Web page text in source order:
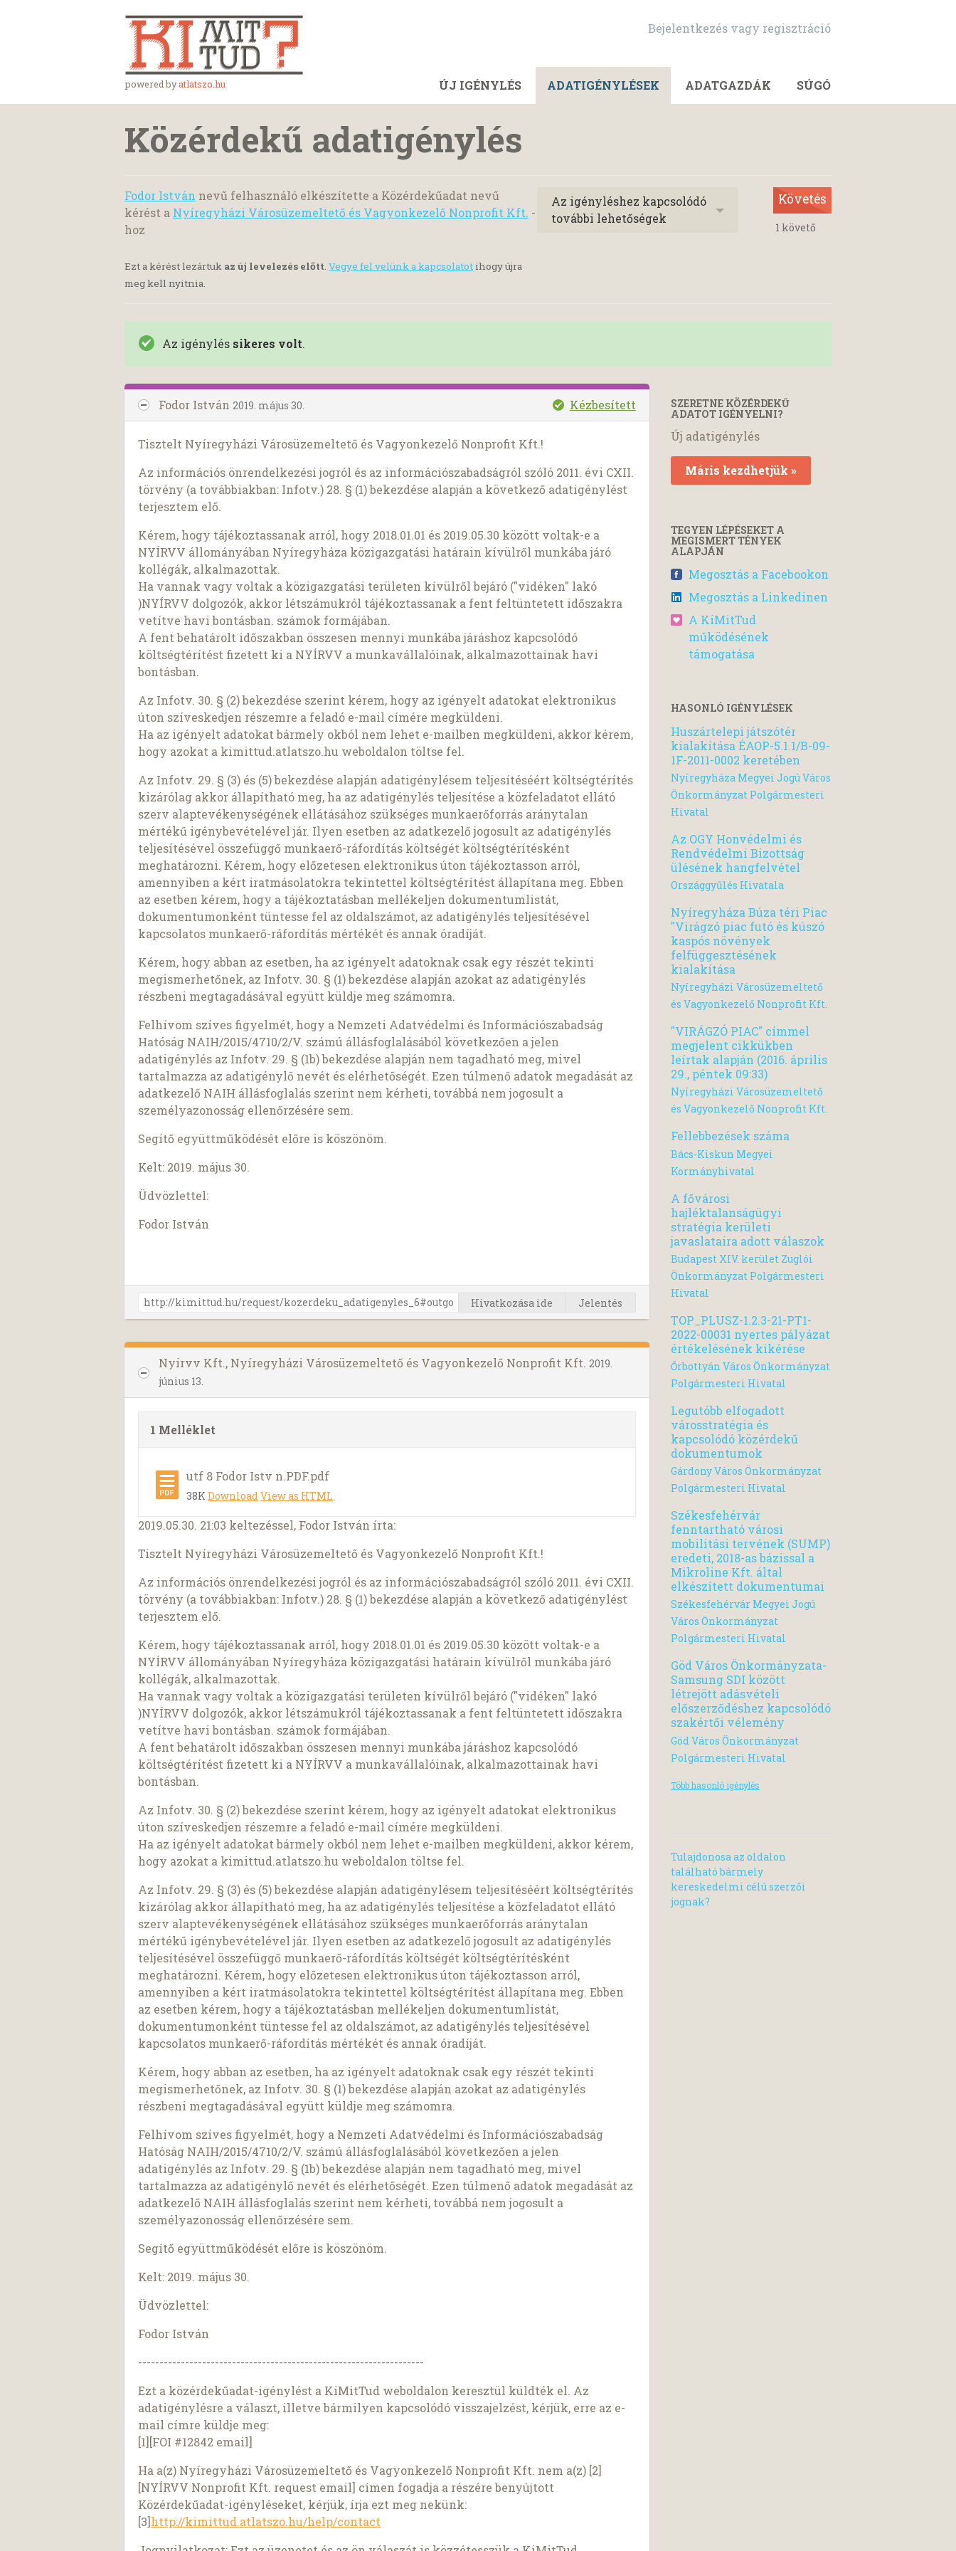
powered byatlatszo.hu
Bejelentkezés vagy regisztráció
ÚJ IGÉNYLÉS ADATIGÉNYLÉSEK ADATGAZDÁK SÚGÓ
Közérdekű adatigénylés
Fodor István nevű felhasználó elkészítette a Közérdekűadat nevű
kérést a Nyíregyházi Városüzemeltető és Vagyonkezelő Nonprofit Kft. -
hoz
Ezt a kérést lezártuk az új levelezés előtt. Vegye fel velünk a kapcsolatotihogy újra
meg kell nyitnia.
Az igényléshez kapcsolódó
további lehetőségek
Követés
1 követő
Az igénylés sikeres volt.
Fodor István 2019. május 30. Kézbesített
Tisztelt Nyíregyházi Városüzemeltető és Vagyonkezelő Nonprofit Kft.!
Az információs önrendelkezési jogról és az információszabadságról szóló 2011. évi CXII.
törvény (a továbbiakban: Infotv.) 28. § (1) bekezdése alapján a következő adatigénylést
terjesztem elő.
Kérem, hogy tájékoztassanak arról, hogy 2018.01.01 és 2019.05.30 között voltak-e a
NYÍRVV állományában Nyíregyháza közigazgatási határain kívülről munkába járó
kollégák, alkalmazottak.
Ha vannak vagy voltak a közigazgatási területen kívülről bejáró ("vidéken" lakó
)NYÍRVV dolgozók, akkor létszámukról tájékoztassanak a fent feltüntetett időszakra
vetítve havi bontásban. számok formájában.
A fent behatárolt időszakban összesen mennyi munkába járáshoz kapcsolódó
költségtérítést fizetett ki a NYÍRVV a munkavállalóinak, alkalmazottainak havi
bontásban.
Az Infotv. 30. § (2) bekezdése szerint kérem, hogy az igényelt adatokat elektronikus
úton szíveskedjen részemre a feladó e-mail címére megküldeni.
Ha az igényelt adatokat bármely okból nem lehet e-mailben megküldeni, akkor kérem,
hogy azokat a kimittud.atlatszo.hu weboldalon töltse fel.
Az Infotv. 29. § (3) és (5) bekezdése alapján adatigénylésem teljesítéséért költségtérítés
kizárólag akkor állapítható meg, ha az adatigénylés teljesítése a közfeladatot ellátó
szerv alaptevékenységének ellátásához szükséges munkaerőforrás aránytalan
mértékű igénybevételével jár. Ilyen esetben az adatkezelő jogosult az adatigénylés
teljesítésével összefüggő munkaerő-ráfordítás költségét költségtérítésként
meghatározni. Kérem, hogy előzetesen elektronikus úton tájékoztasson arról,
amennyiben a kért iratmásolatokra tekintettel költségtérítést állapítana meg. Ebben
az esetben kérem, hogy a tájékoztatásban mellékeljen dokumentumlistát,
dokumentumonként tüntesse fel az oldalszámot, az adatigénylés teljesítésével
kapcsolatos munkaerő-ráfordítás mértékét és annak óradíját.
Kérem, hogy abban az esetben, ha az igényelt adatoknak csak egy részét tekinti
megismerhetőnek, az Infotv. 30. § (1) bekezdése alapján azokat az adatigénylés
részbeni megtagadásával együtt küldje meg számomra.
Felhívom szíves figyelmét, hogy a Nemzeti Adatvédelmi és Információszabadság
Hatóság NAIH/2015/4710/2/V. számú állásfoglalásából következően a jelen
adatigénylés az Infotv. 29. § (1b) bekezdése alapján nem tagadható meg, mivel
tartalmazza az adatigénylő nevét és elérhetőségét. Ezen túlmenő adatok megadását az
adatkezelő NAIH állásfoglalás szerint nem kérheti, továbbá nem jogosult a
személyazonosság ellenőrzésére sem.
Segítő együttműködését előre is köszönöm.
Kelt: 2019. május 30.
Üdvözlettel:
Fodor István
Hivatkozása ide Jelentés
Nyirvv Kft., Nyíregyházi Városüzemeltető és Vagyonkezelő Nonprofit Kft. 2019.
június 13.
1 Melléklet
utf 8 Fodor Istv n.PDF.pdf
38KDownload View as HTML
2019.05.30. 21:03 keltezéssel, Fodor István írta:
Tisztelt Nyíregyházi Városüzemeltető és Vagyonkezelő Nonprofit Kft.!
Az információs önrendelkezési jogról és az információszabadságról szóló 2011. évi CXII.
törvény (a továbbiakban: Infotv.) 28. § (1) bekezdése alapján a következő adatigénylést
terjesztem elő.
Kérem, hogy tájékoztassanak arról, hogy 2018.01.01 és 2019.05.30 között voltak-e a
NYÍRVV állományában Nyíregyháza közigazgatási határain kívülről munkába járó
kollégák, alkalmazottak.
Ha vannak vagy voltak a közigazgatási területen kívülről bejáró ("vidéken" lakó
)NYÍRVV dolgozók, akkor létszámukról tájékoztassanak a fent feltüntetett időszakra
vetítve havi bontásban. számok formájában.
A fent behatárolt időszakban összesen mennyi munkába járáshoz kapcsolódó
költségtérítést fizetett ki a NYÍRVV a munkavállalóinak, alkalmazottainak havi
bontásban.
Az Infotv. 30. § (2) bekezdése szerint kérem, hogy az igényelt adatokat elektronikus
úton szíveskedjen részemre a feladó e-mail címére megküldeni.
Ha az igényelt adatokat bármely okból nem lehet e-mailben megküldeni, akkor kérem,
hogy azokat a kimittud.atlatszo.hu weboldalon töltse fel.
Az Infotv. 29. § (3) és (5) bekezdése alapján adatigénylésem teljesítéséért költségtérítés
kizárólag akkor állapítható meg, ha az adatigénylés teljesítése a közfeladatot ellátó
szerv alaptevékenységének ellátásához szükséges munkaerőforrás aránytalan
mértékű igénybevételével jár. Ilyen esetben az adatkezelő jogosult az adatigénylés
teljesítésével összefüggő munkaerő-ráfordítás költségét költségtérítésként
meghatározni. Kérem, hogy előzetesen elektronikus úton tájékoztasson arról,
amennyiben a kért iratmásolatokra tekintettel költségtérítést állapítana meg. Ebben
az esetben kérem, hogy a tájékoztatásban mellékeljen dokumentumlistát,
dokumentumonként tüntesse fel az oldalszámot, az adatigénylés teljesítésével
kapcsolatos munkaerő-ráfordítás mértékét és annak óradíját.
Kérem, hogy abban az esetben, ha az igényelt adatoknak csak egy részét tekinti
megismerhetőnek, az Infotv. 30. § (1) bekezdése alapján azokat az adatigénylés
részbeni megtagadásával együtt küldje meg számomra.
Felhívom szíves figyelmét, hogy a Nemzeti Adatvédelmi és Információszabadság
Hatóság NAIH/2015/4710/2/V. számú állásfoglalásából következően a jelen
adatigénylés az Infotv. 29. § (1b) bekezdése alapján nem tagadható meg, mivel
tartalmazza az adatigénylő nevét és elérhetőségét. Ezen túlmenő adatok megadását az
adatkezelő NAIH állásfoglalás szerint nem kérheti, továbbá nem jogosult a
személyazonosság ellenőrzésére sem.
Segítő együttműködését előre is köszönöm.
Kelt: 2019. május 30.
Üdvözlettel:
Fodor István
-------------------------------------------------------------------
Ezt a közérdekűadat-igénylést a KiMitTud weboldalon keresztül küldték el. Az
adatigénylésre a választ, illetve bármilyen kapcsolódó visszajelzést, kérjük, erre az e-
mail címre küldje meg:
[1][FOI #12842 email]
Ha a(z) Nyíregyházi Városüzemeltető és Vagyonkezelő Nonprofit Kft. nem a(z) [2]
[NYÍRVV Nonprofit Kft. request email] címen fogadja a részére benyújtott
Közérdekűadat-igényléseket, kérjük, írja ezt meg nekünk:
[3]http://kimittud.atlatszo.hu/help/contact
SZERETNE KÖZÉRDEKŰ
ADATOT IGÉNYELNI?
Új adatigénylés
Máris kezdhetjük »
TEGYEN LÉPÉSEKET A
MEGISMERT TÉNYEK
ALAPJÁN
Megosztás a Facebookon
Megosztás a Linkedinen
A KiMitTud
működésének
támogatása
HASONLÓ IGÉNYLÉSEK
Huszártelepi játszótér
kialakítása ÉAOP-5.1.1/B-09-
1F-2011-0002 keretében
Nyíregyháza Megyei Jogú Város
Önkormányzat Polgármesteri
Hivatal
Az OGY Honvédelmi és
Rendvédelmi Bizottság
ülésének hangfelvétel
Országgyűlés Hivatala
Nyíregyháza Búza téri Piac
"Virágzó piac futó és kúszó
kaspós növények
felfüggesztésének
kialakítása
Nyíregyházi Városüzemeltető
és Vagyonkezelő Nonprofit Kft.
"VIRÁGZÓ PIAC" címmel
megjelent cikkükben
leírtak alapján (2016. április
29., péntek 09:33)
Nyíregyházi Városüzemeltető
és Vagyonkezelő Nonprofit Kft.
Fellebbezések száma
Bács-Kiskun Megyei
Kormányhivatal
A fővárosi
hajléktalanságügyi
stratégia kerületi
javaslataira adott válaszok
Budapest XIV. kerület Zuglói
Önkormányzat Polgármesteri
Hivatal
TOP_PLUSZ-1.2.3-21-PT1-
2022-00031 nyertes pályázat
értékelésének kikérése
Őrbottyán Város Önkormányzat
Polgármesteri Hivatal
Legutóbb elfogadott
városstratégia és
kapcsolódó közérdekű
dokumentumok
Gárdony Város Önkormányzat
Polgármesteri Hivatal
Székesfehérvár
fenntartható városi
mobilitási tervének (SUMP)
eredeti, 2018-as bázissal a
Mikroline Kft. által
elkészített dokumentumai
Székesfehérvár Megyei Jogú
Város Önkormányzat
Polgármesteri Hivatal
Göd Város Önkormányzata-
Samsung SDI között
létrejött adásvételi
előszerződéshez kapcsolódó
szakértői vélemény
Göd Város Önkormányzat
Polgármesteri Hivatal
Több hasonló igénylés
Tulajdonosa az oldalon
található bármely
kereskedelmi célú szerzői
jognak?